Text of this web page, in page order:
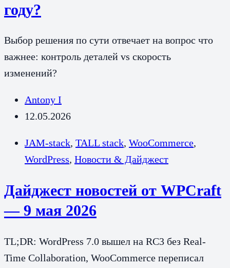
году?
Выбор решения по сути отвечает на вопрос что
важнее: контроль деталей vs скорость
изменений?
Antony I
12.05.2026
JAM-stack, TALL stack, WooCommerce,
WordPress, Новости & Дайджест
Дайджест новостей от WPCraft
— 9 мая 2026
TL;DR: WordPress 7.0 вышел на RC3 без Real-
Time Collaboration, WooCommerce переписал